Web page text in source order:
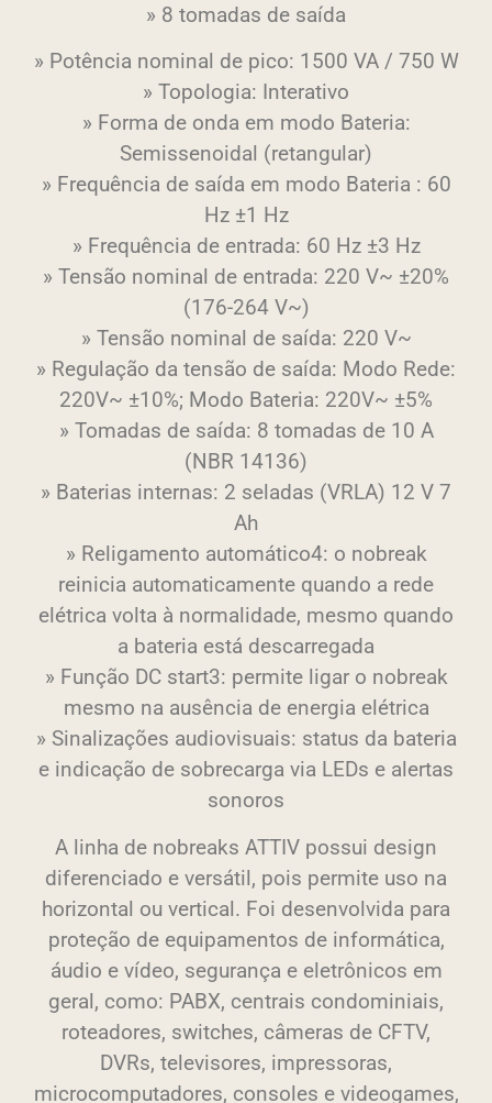
» 8 tomadas de saída
» Potência nominal de pico: 1500 VA / 750 W
» Topologia: Interativo
» Forma de onda em modo Bateria:
Semissenoidal (retangular)
» Frequência de saída em modo Bateria : 60
Hz ±1 Hz
» Frequência de entrada: 60 Hz ±3 Hz
» Tensão nominal de entrada: 220 V~ ±20%
(176-264 V~)
» Tensão nominal de saída: 220 V~
» Regulação da tensão de saída: Modo Rede:
220V~ ±10%; Modo Bateria: 220V~ ±5%
» Tomadas de saída: 8 tomadas de 10 A
(NBR 14136)
» Baterias internas: 2 seladas (VRLA) 12 V 7
Ah
» Religamento automático4: o nobreak
reinicia automaticamente quando a rede
elétrica volta à normalidade, mesmo quando
a bateria está descarregada
» Função DC start3: permite ligar o nobreak
mesmo na ausência de energia elétrica
» Sinalizações audiovisuais: status da bateria
e indicação de sobrecarga via LEDs e alertas
sonoros
A linha de nobreaks ATTIV possui design
diferenciado e versátil, pois permite uso na
horizontal ou vertical. Foi desenvolvida para
proteção de equipamentos de informática,
áudio e vídeo, segurança e eletrônicos em
geral, como: PABX, centrais condominiais,
roteadores, switches, câmeras de CFTV,
DVRs, televisores, impressoras,
microcomputadores, consoles e videogames,